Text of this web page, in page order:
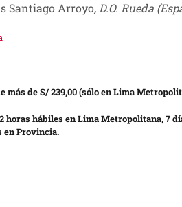
Santiago Arroyo, D.O. Rueda
más de S/ 239,00 (sólo en Lima
horas hábiles en Lima Metropolitana, 7
en Provincia.